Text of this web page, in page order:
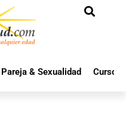
Pareja & Sexualidad Cursos